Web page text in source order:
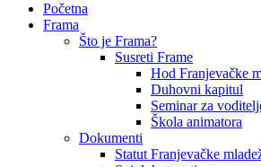
Početna
Frama
Što je Frama?
Susreti Frame
Hod Franjevačke
Duhovni kapitul
Seminar za
Škola animatora
Dokumenti
Statut Franjevačke